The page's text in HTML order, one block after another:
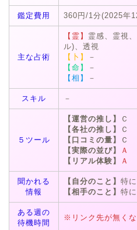
鑑定費用 360円/1分(2025年
主な占術
【霊】 霊感、霊視
ル)、透視
【卜】
－
【命】
－
【相】
－
スキル －
５ツール
【運営の推し】
Ｃ
【各社の推し】
Ｃ
【口コミの量】
Ｃ
【実際の並び】
Ａ
【リアル体験】
Ａ
聞かれる
情報
【自分のこと】 特
【相手のこと】 特
ある週の
待機時間
※リンク先が無く